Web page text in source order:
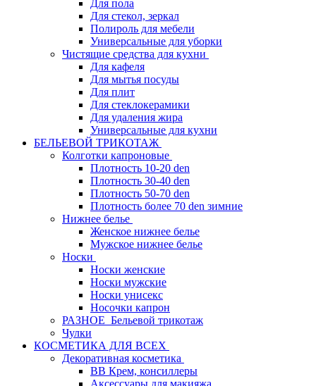
Для пола
Для стекол, зеркал
Полироль для мебели
Универсальные для уборки
Чистящие средства для кухни
Для кафеля
Для мытья посуды
Для плит
Для стеклокерамики
Для удаления жира
Универсальные для кухни
БЕЛЬЕВОЙ ТРИКОТАЖ
Колготки капроновые
Плотность 10-20 den
Плотность 30-40 den
Плотность 50-70 den
Плотность более 70 den зимние
Нижнее белье
Женское нижнее белье
Мужское нижнее белье
Носки
Носки женские
Носки мужские
Носки унисекс
Носочки капрон
РАЗНОЕ_Бельевой трикотаж
Чулки
КОСМЕТИКА ДЛЯ ВСЕХ
Декоративная косметика
BB Крем, консиллеры
Аксессуары для макияжа